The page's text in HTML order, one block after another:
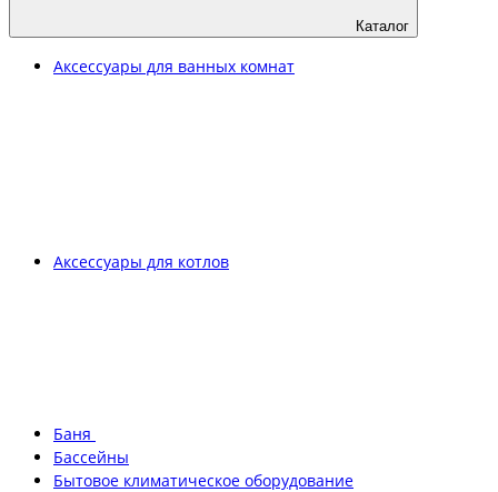
Каталог
Аксессуары для ванных комнат
Аксессуары для котлов
Баня
Бассейны
Бытовое климатическое оборудование